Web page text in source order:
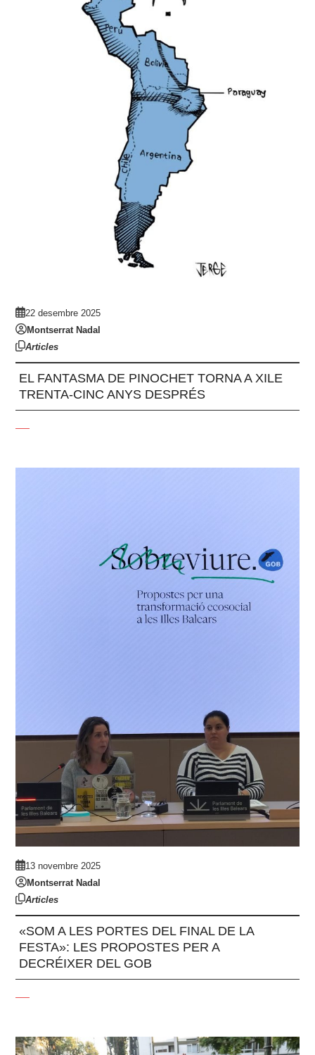
22 desembre 2025
Montserrat Nadal
Articles
EL FANTASMA DE PINOCHET TORNA A XILE
TRENTA-CINC ANYS DESPRÉS
13 novembre 2025
Montserrat Nadal
Articles
«SOM A LES PORTES DEL FINAL DE LA
FESTA»: LES PROPOSTES PER A
DECRÉIXER DEL GOB